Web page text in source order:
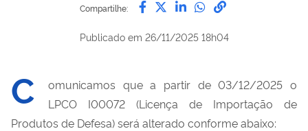
Compartilhe:
Publicado em 26/11/2025 18h04
C
omunicamos que a partir de 03/12/2025 o
LPCO I00072 (Licença de Importação de
Produtos de Defesa) será alterado conforme abaixo: